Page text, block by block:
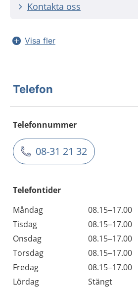
Kontakta oss
Visa fler
Telefon
Telefonnummer
08-31 21 32
Telefontider
Måndag
08.15–17.00
Tisdag
08.15–17.00
Onsdag
08.15–17.00
Torsdag
08.15–17.00
Fredag
08.15–17.00
Lördag
Stängt